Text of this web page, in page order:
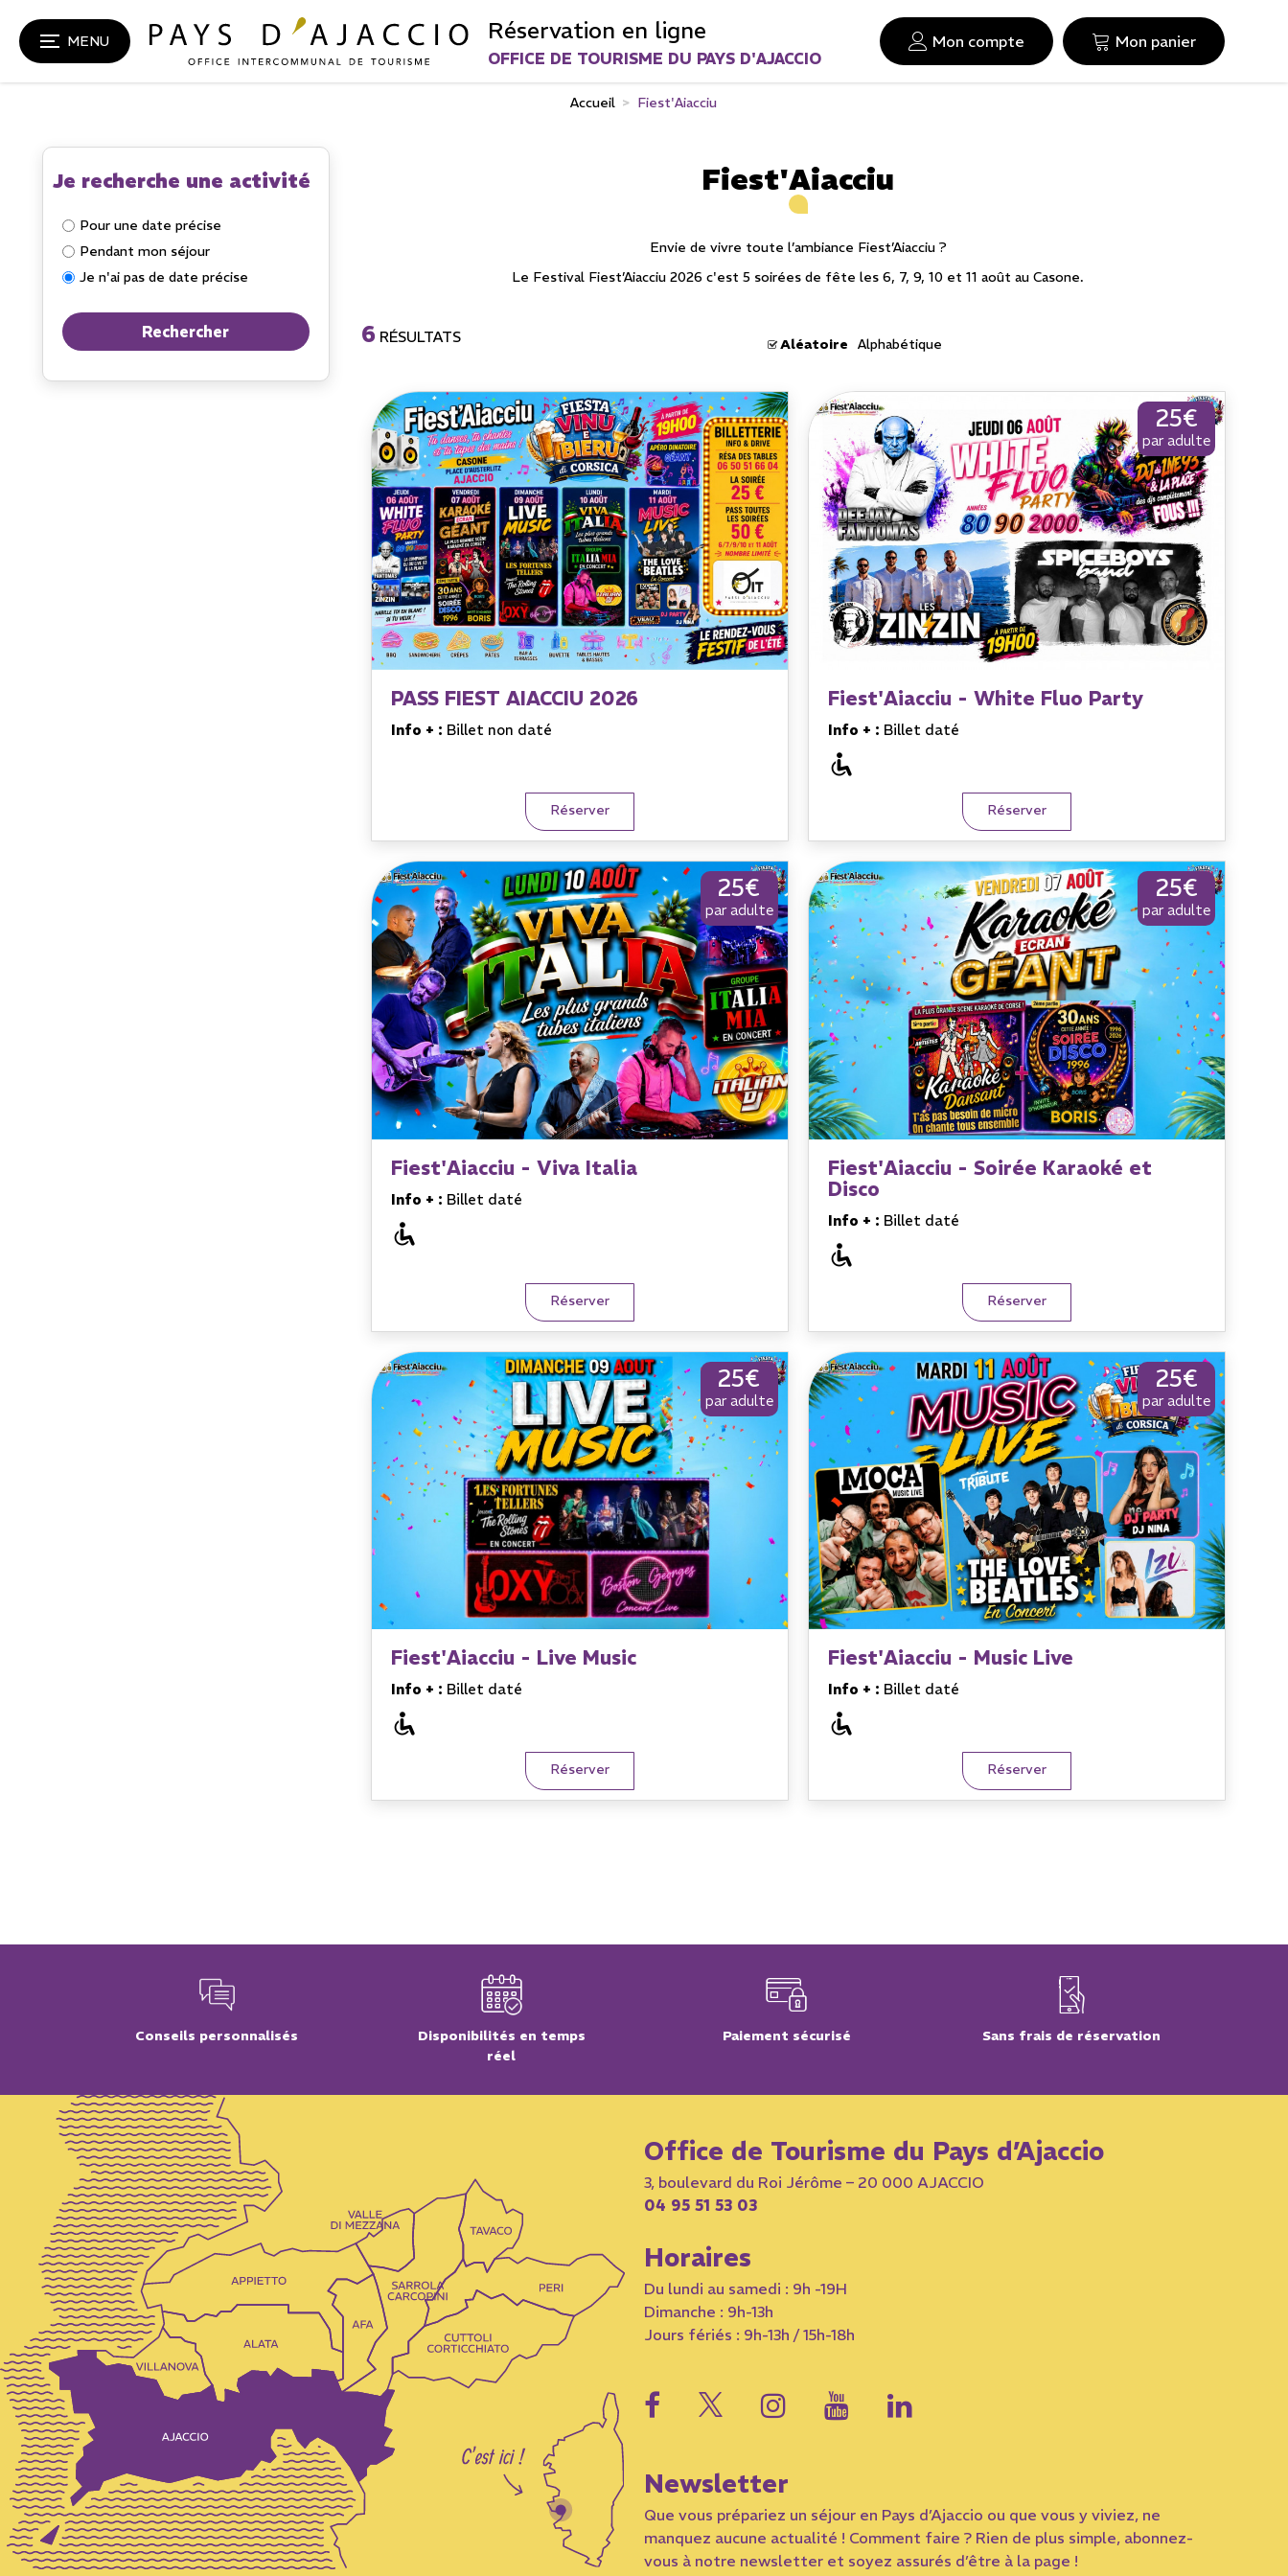
MENU Réservation en ligne
OFFICE DE TOURISME DU PAYS D'AJACCIO
Mon compte Mon panier
Accueil > Fiest'Aiacciu
Je recherche une activité
Pour une date précise
Pendant mon séjour
Je n'ai pas de date précise
Fiest'Aiacciu
Envie de vivre toute l’ambiance Fiest’Aiacciu ?
Le Festival Fiest’Aiacciu 2026 c'est 5 soirées de fête les 6, 7, 9, 10 et 11 août au Casone.
6 RÉSULTATS Aléatoire Alphabétique
PASS FIEST AIACCIU 2026
Info + : Billet non daté
Réserver
Fiest'Aiacciu - White Fluo Party
25€
par adulte
Info + : Billet daté
Réserver
Fiest'Aiacciu - Viva Italia
25€
par adulte
Info + : Billet daté
Réserver
Fiest'Aiacciu - Soirée Karaoké et
Disco
25€
par adulte
Info + : Billet daté
Réserver
Fiest'Aiacciu - Live Music
25€
par adulte
Info + : Billet daté
Réserver
Fiest'Aiacciu - Music Live
25€
par adulte
Info + : Billet daté
Réserver
Conseils personnalisés
Disponibilités en temps
réel
Paiement sécurisé Sans frais de réservation
Office de Tourisme du Pays d’Ajaccio
3, boulevard du Roi Jérôme – 20 000 AJACCIO
04 95 51 53 03
Horaires
Du lundi au samedi : 9h -19H
Dimanche : 9h-13h
Jours fériés : 9h-13h / 15h-18h
Newsletter
Que vous prépariez un séjour en Pays d’Ajaccio ou que vous y viviez, ne
manquez aucune actualité ! Comment faire ? Rien de plus simple, abonnez-
vous à notre newsletter et soyez assurés d’être à la page !